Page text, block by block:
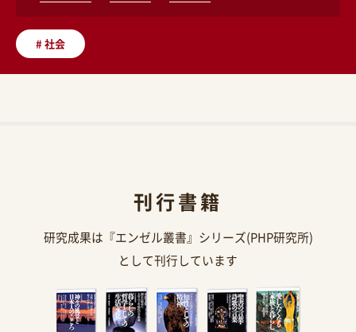
#社会
刊行書籍
研究成果は『エンゼル叢書』シリーズ(PHP研究所)
として刊行しています